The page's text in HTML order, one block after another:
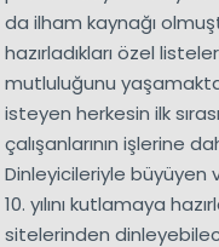
da ilham kaynağı
hazırladıkları özel
mutluluğunu
isteyen herkesin ilk
çalışanlarının işlerine
Dinleyicileriyle büyüyen
10. yılını kutlamaya
sitelerinden